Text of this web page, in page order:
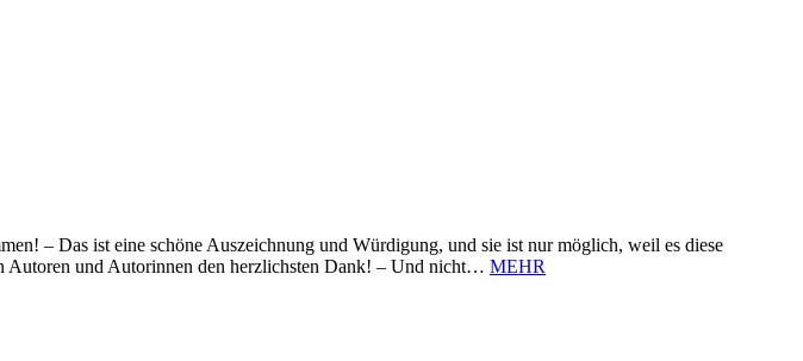
– Das ist eine schöne Auszeichnung und Würdigung, und sie ist nur möglich, weil es diese
Autoren und Autorinnen den herzlichsten Dank! – Und nicht… MEHR